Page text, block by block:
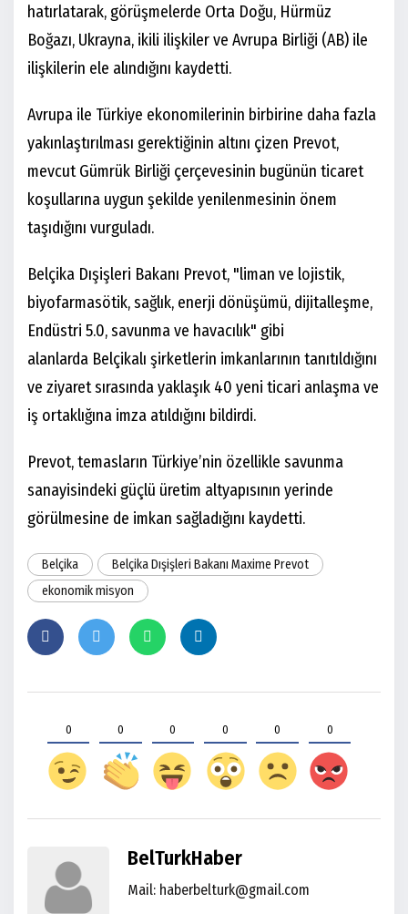
hatırlatarak, görüşmelerde Orta Doğu, Hürmüz
Boğazı, Ukrayna, ikili ilişkiler ve Avrupa Birliği (AB) ile
ilişkilerin ele alındığını kaydetti.
Avrupa ile Türkiye ekonomilerinin birbirine daha fazla
yakınlaştırılması gerektiğinin altını çizen Prevot,
mevcut Gümrük Birliği çerçevesinin bugünün ticaret
koşullarına uygun şekilde yenilenmesinin önem
taşıdığını vurguladı.
Belçika Dışişleri Bakanı Prevot, "liman ve lojistik,
biyofarmasötik, sağlık, enerji dönüşümü, dijitalleşme,
Endüstri 5.0, savunma ve havacılık" gibi
alanlarda Belçikalı şirketlerin imkanlarının tanıtıldığını
ve ziyaret sırasında yaklaşık 40 yeni ticari anlaşma ve
iş ortaklığına imza atıldığını bildirdi.
Prevot, temasların Türkiye’nin özellikle savunma
sanayisindeki güçlü üretim altyapısının yerinde
görülmesine de imkan sağladığını kaydetti.
Belçika
Belçika Dışişleri Bakanı Maxime Prevot
ekonomik misyon
0 0 0 0 0 0
BelTurkHaber
Mail: haberbelturk@gmail.com